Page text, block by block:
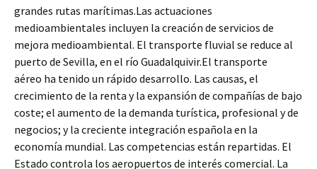
grandes rutas marítimas.Las actuaciones
medioambientales incluyen la creación de servicios de
mejora medioambiental. El transporte fluvial se reduce al
puerto de Sevilla, en el río Guadalquivir.El transporte
aéreo ha tenido un rápido desarrollo. Las causas, el
crecimiento de la renta y la expansión de compañías de bajo
coste; el aumento de la demanda turística, profesional y de
negocios; y la creciente integración española en la
economía mundial. Las competencias están repartidas. El
Estado controla los aeropuertos de interés comercial. La